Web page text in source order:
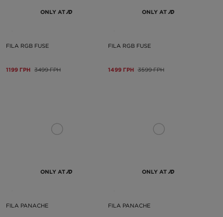
ONLY AT
FILA RGB FUSE
1199 ГРН 3499 ГРН
ONLY AT
FILA RGB FUSE
1499 ГРН 3599 ГРН
ONLY AT
FILA PANACHE
ONLY AT
FILA PANACHE